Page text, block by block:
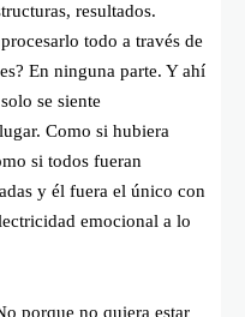
resultados.
todo a través de
En ninguna parte. Y ahí
se siente
Como si hubiera
si todos fueran
y él fuera el único con
emocional a lo
porque no quiera estar